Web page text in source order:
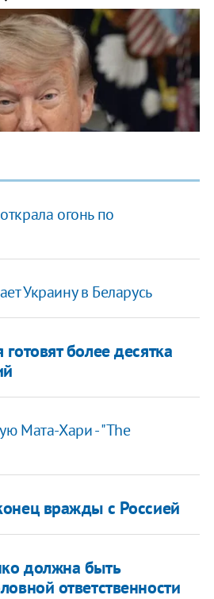
огонь по
Украину в Беларусь
более десятка
Мата-Хари - "The
вражды с Россией
должна быть
ответственности